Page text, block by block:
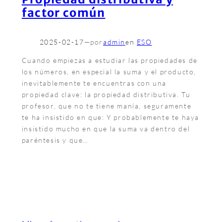
factor común
2025-02-17—poradminen ESO
Cuando empiezas a estudiar las propiedades de
los números, en especial la suma y el producto,
inevitablemente te encuentras con una
propiedad clave: la propiedad distributiva. Tu
profesor, que no te tiene manía, seguramente
te ha insistido en que: Y probablemente te haya
insistido mucho en que la suma va dentro del
paréntesis y que…